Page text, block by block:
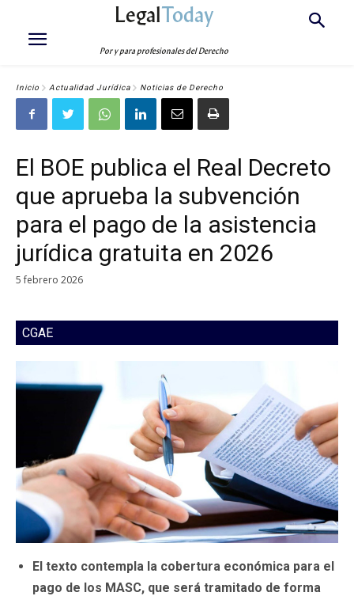
LegalToday
Por y para profesionales del Derecho
Inicio Actualidad Jurídica Noticias de Derecho
El BOE publica el Real Decreto
que aprueba la subvención
para el pago de la asistencia
jurídica gratuita en 2026
5 febrero 2026
CGAE
El texto contempla la cobertura económica para el
pago de los MASC, que será tramitado de forma